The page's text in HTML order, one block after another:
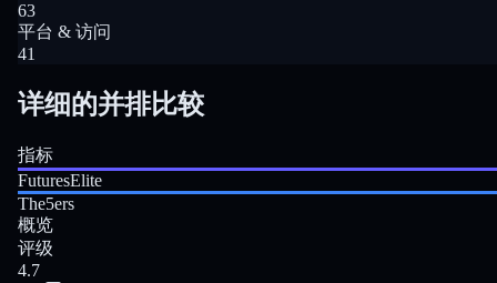
63
平台 & 访问
41
详细的并排比较
指标
FuturesElite
The5ers
概览
评级
4.7